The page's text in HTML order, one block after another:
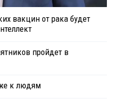
вакцин от рака будет
пройдет в
к людям